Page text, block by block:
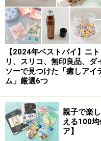
やすいです。透明なの
スチックよりもオシャ
第4位 プリント類
冷蔵庫の磁石面に貼りが
【2024年ベストバイ】ニト
リ、スリコ、無印良品、ダ
ソーで見つけた「癒しアイ
ム」厳選6つ
親子で楽
える100
ア】